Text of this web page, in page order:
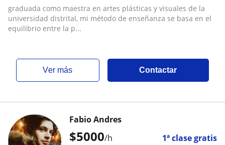
graduada como maestra en artes plásticas y visuales de la
universidad distrital, mi método de enseñanza se basa en el
equilibrio entre la p...
ver más Contactar
$5000/h 1ª clase gratis
Fabio Andres